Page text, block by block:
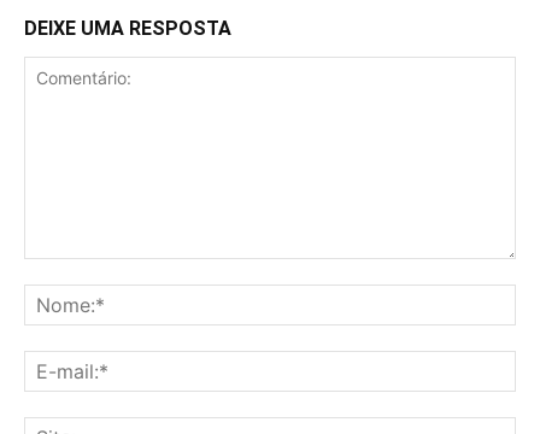
DEIXE UMA RESPOSTA